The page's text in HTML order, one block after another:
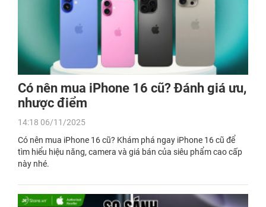
Có nên mua iPhone 16 cũ? Đánh giá ưu,
nhược điểm
14:18 06/11/2025
Có nên mua iPhone 16 cũ? Khám phá ngay iPhone 16 cũ để
tìm hiểu hiệu năng, camera và giá bán của siêu phẩm cao cấp
này nhé.